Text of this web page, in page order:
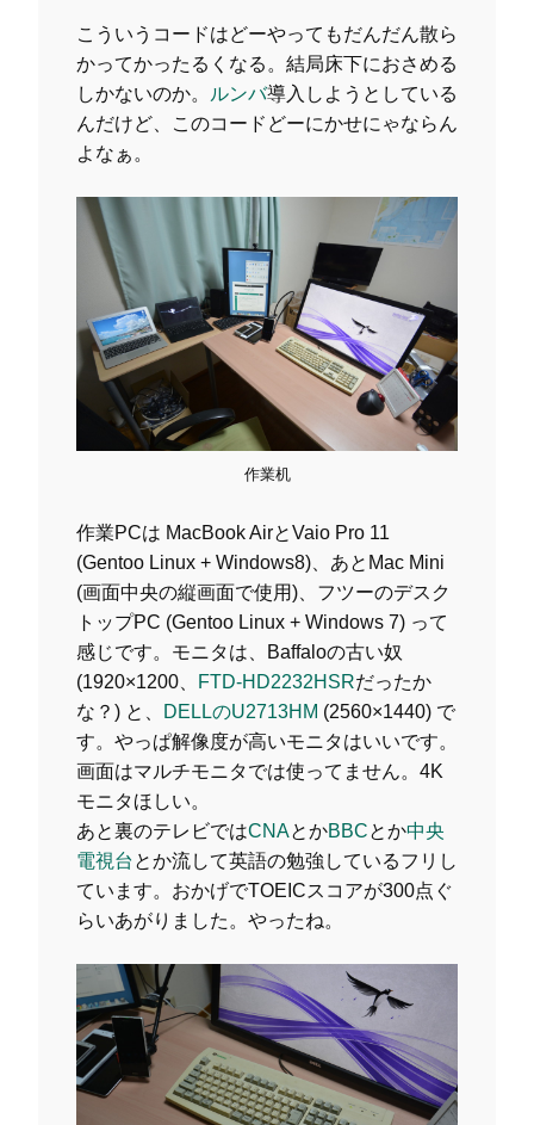
こういうコードはどーやってもだんだん散ら
かってかったるくなる。結局床下におさめる
しかないのか。
ルンバ導入しようとしている
んだけど、このコードどーにかせにゃならん
よなぁ。
作業机
作業PCは MacBook AirとVaio Pro 11
(Gentoo Linux + Windows8)、あとMac Mini
(画面中央の縦画面で使用)、フツーのデスク
トップPC (Gentoo Linux + Windows 7) って
感じです。モニタは、Baffaloの古い奴
(1920×1200、
FTD-HD2232HSRだったか
な？) と、
DELLのU2713HM (2560×1440) で
す。やっぱ解像度が高いモニタはいいです。
画面はマルチモニタでは使ってません。4K
モニタほしい。
あと裏のテレビではCNAとかBBCとか中央
電視台 とか流して英語の勉強しているフリし
ています。おかげでTOEICスコアが300点ぐ
らいあがりました。やったね。